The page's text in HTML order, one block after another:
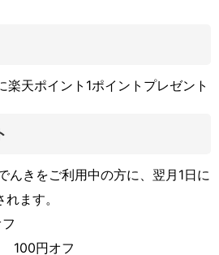
楽天ポイント1ポイントプレゼント
んきをご利用中の方に、翌月1日に
ます。
100円オフ